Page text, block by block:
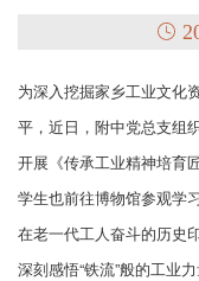
为深入挖掘家乡工业文化
平，近日，附中党总支组
开展《传承工业精神培育
学生也前往博物馆参观学
在老一代工人奋斗的历史
深刻感悟“铁流”般的工业